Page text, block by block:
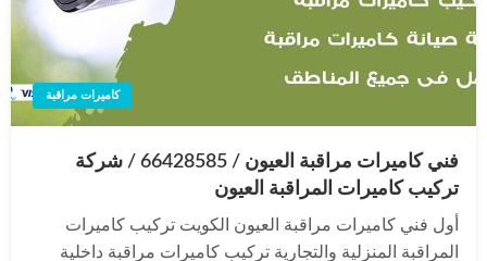
كاميرات مراقبة
فني كاميرات مراقبة العيون / 66428585 / شركة
تركيب كاميرات المراقبة العيون
أول فني كاميرات مراقبة العيون الكويت تركيب كاميرات
المراقبة المنزلية والتجارية تركيب كاميرات مراقبة داخلية